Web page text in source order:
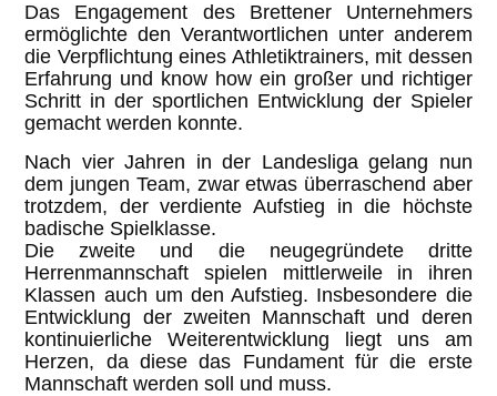
Das Engagement des Brettener Unternehmers
ermöglichte den Verantwortlichen unter anderem
die Verpflichtung eines Athletiktrainers, mit dessen
Erfahrung und know how ein großer und richtiger
Schritt in der sportlichen Entwicklung der Spieler
gemacht werden konnte.
Nach vier Jahren in der Landesliga gelang nun
dem jungen Team, zwar etwas überraschend aber
trotzdem, der verdiente Aufstieg in die höchste
badische Spielklasse.
Die zweite und die neugegründete dritte
Herrenmannschaft spielen mittlerweile in ihren
Klassen auch um den Aufstieg. Insbesondere die
Entwicklung der zweiten Mannschaft und deren
kontinuierliche Weiterentwicklung liegt uns am
Herzen, da diese das Fundament für die erste
Mannschaft werden soll und muss.